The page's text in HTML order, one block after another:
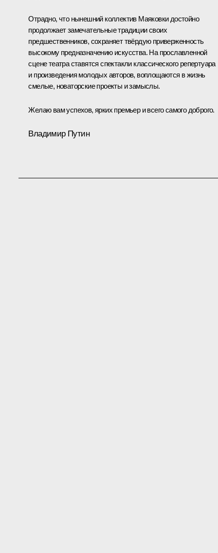
Отрадно, что нынешний коллектив Маяковки достойно
продолжает замечательные традиции своих
предшественников, сохраняет твёрдую приверженность
высокому предназначению искусства. На прославленной
сцене театра ставятся спектакли классического репертуара
и произведения молодых авторов, воплощаются в жизнь
смелые, новаторские проекты и замыслы.
Желаю вам успехов, ярких премьер и всего самого доброго.
Владимир Путин